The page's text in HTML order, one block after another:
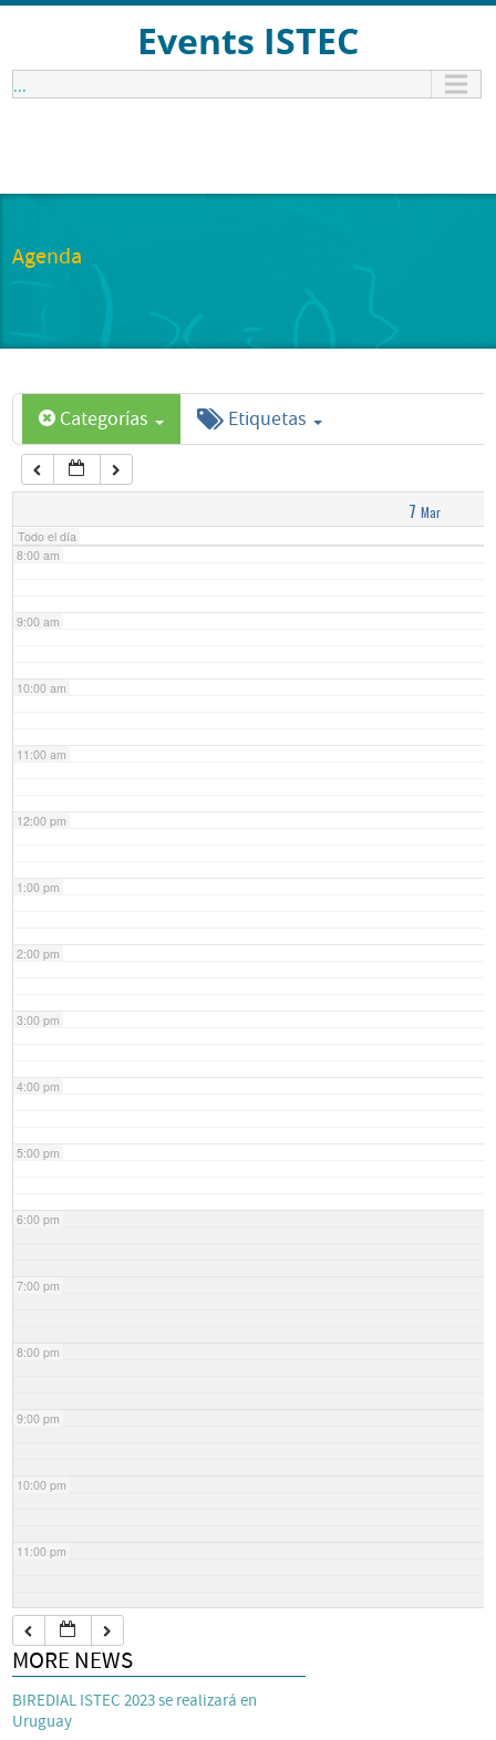
Events ISTEC
...
Agenda
Categorías Etiquetas
7 Mar
Todo el día
1:00 am
6:00 am
7:00 am
8:00 am
9:00 am
10:00 am
11:00 am
12:00 pm
1:00 pm
2:00 pm
3:00 pm
4:00 pm
5:00 pm
6:00 pm
7:00 pm
8:00 pm
9:00 pm
10:00 pm
11:00 pm
MORE NEWS
BIREDIAL ISTEC 2023 se realizará en
Uruguay